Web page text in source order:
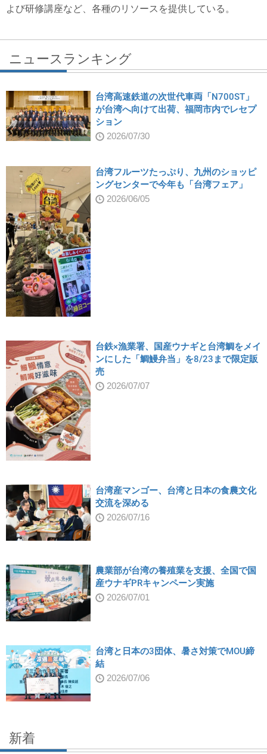
よび研修講座など、各種のリソースを提供している。
ニュースランキング
台湾高速鉄道の次世代車両「N700ST」
が台湾へ向けて出荷、福岡市内でレセプ
ション
2026/07/30
台湾フルーツたっぷり、九州のショッピ
ングセンターで今年も「台湾フェア」
2026/06/05
台鉄×漁業署、国産ウナギと台湾鯛をメイ
ンにした「鯛鰻弁当」を8/23まで限定販
売
2026/07/07
台湾産マンゴー、台湾と日本の食農文化
交流を深める
2026/07/16
農業部が台湾の養殖業を支援、全国で国
産ウナギPRキャンペーン実施
2026/07/01
台湾と日本の3団体、暑さ対策でMOU締
結
2026/07/06
新着